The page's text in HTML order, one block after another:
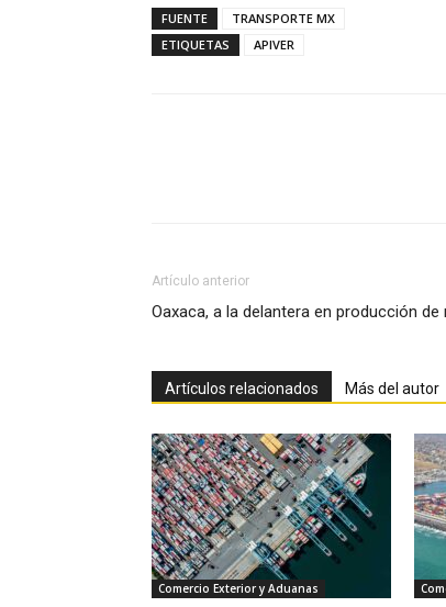
FUENTE
TRANSPORTE MX
ETIQUETAS
APIVER
Artículo anterior
Oaxaca, a la delantera en producción de
Artículos relacionados Más del autor
Comercio Exterior y Aduanas